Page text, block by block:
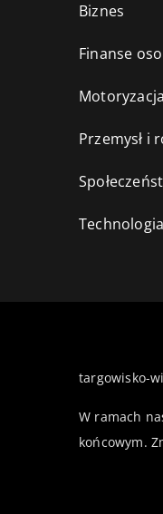
Biznes
Finanse
Motoryzacja
Przemysł i
targowisko-
W ramach
końcowym.